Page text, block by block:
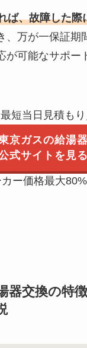
ば、故障した際
、万が一保証期
が可能なサポー
短当日見積もり
京ガスの給湯器
式サイトを見る
カー価格最大
器交換の特